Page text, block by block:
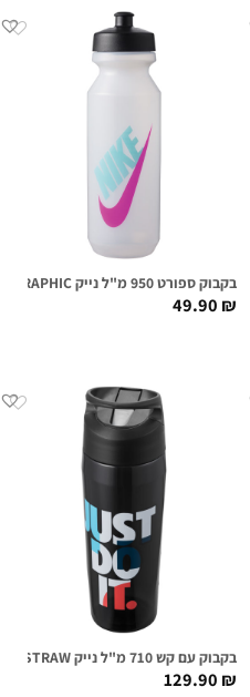
בקבוק ספורט 950 מ"ל נייק NIKE BIG MOUTH GRAPHIC שקוף/ורוד/טורקיז
49.90₪
בקבוק עם קש 710 מ"ל נייק NIKE TR HYPERCHARGE STRAW שחור גרפי
129.90₪